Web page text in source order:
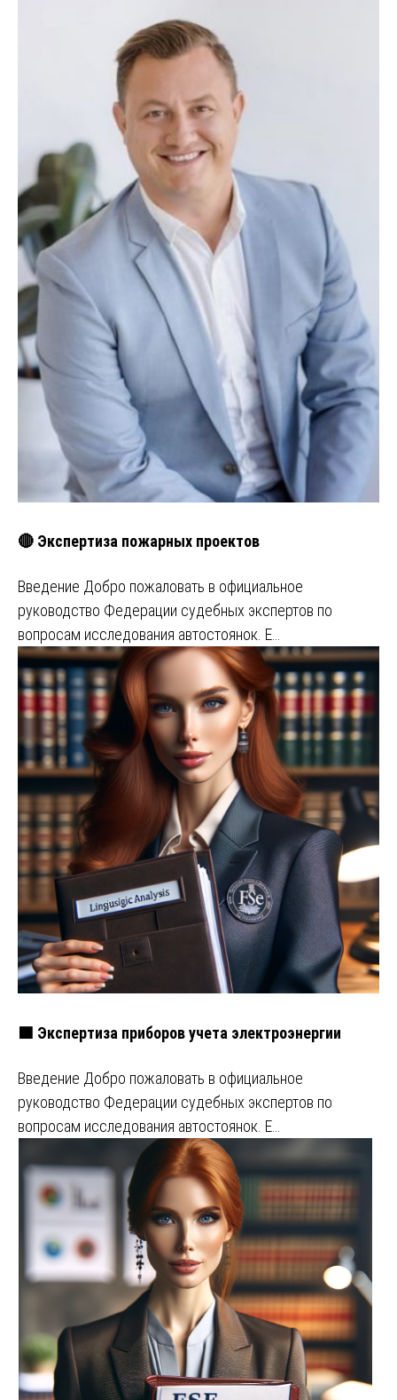
🔴 Экспертиза пожарных проектов
Введение Добро пожаловать в официальное
руководство Федерации судебных экспертов по
вопросам исследования автостоянок. Е…
🟩 Экспертиза приборов учета электроэнергии
Введение Добро пожаловать в официальное
руководство Федерации судебных экспертов по
вопросам исследования автостоянок. Е…